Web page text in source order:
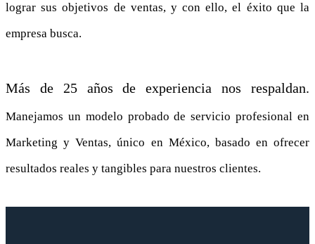
lograr sus objetivos de ventas, y con ello, el éxito que la
empresa busca.
Más de 25 años de experiencia nos respaldan.
Manejamos un modelo probado de servicio profesional en
Marketing y Ventas, único en México, basado en ofrecer
resultados reales y tangibles para nuestros clientes.